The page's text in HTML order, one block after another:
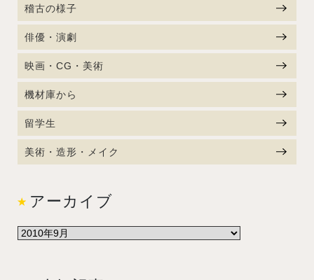
稽古の様子
俳優・演劇
映画・CG・美術
機材庫から
留学生
美術・造形・メイク
アーカイブ